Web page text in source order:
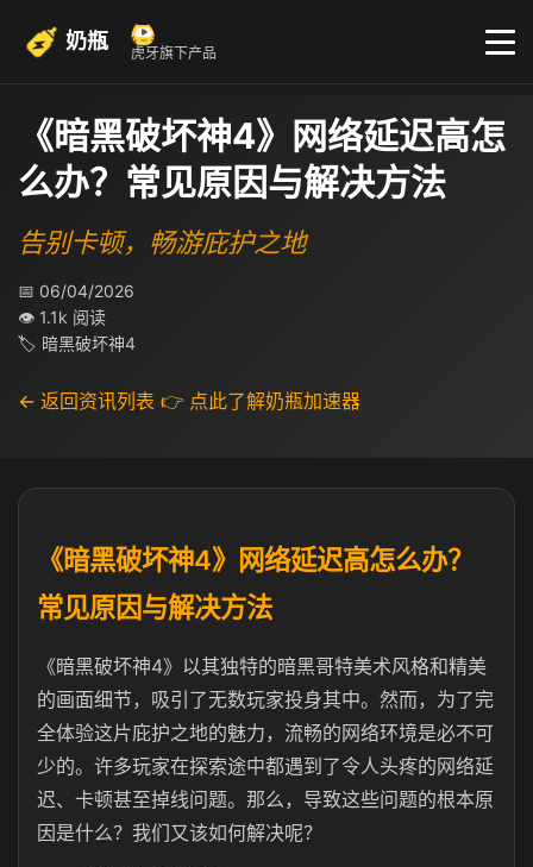
奶瓶 虎牙旗下产品
《暗黑破坏神4》网络延迟高怎
么办？常见原因与解决方法
告别卡顿，畅游庇护之地
📅 06/04/2026
👁 1.1k 阅读
🏷 暗黑破坏神4
← 返回资讯列表 👉 点此了解奶瓶加速器
《暗黑破坏神4》网络延迟高怎么办？
常见原因与解决方法
《暗黑破坏神4》以其独特的暗黑哥特美术风格和精美
的画面细节，吸引了无数玩家投身其中。然而，为了完
全体验这片庇护之地的魅力，流畅的网络环境是必不可
少的。许多玩家在探索途中都遇到了令人头疼的网络延
迟、卡顿甚至掉线问题。那么，导致这些问题的根本原
因是什么？我们又该如何解决呢？